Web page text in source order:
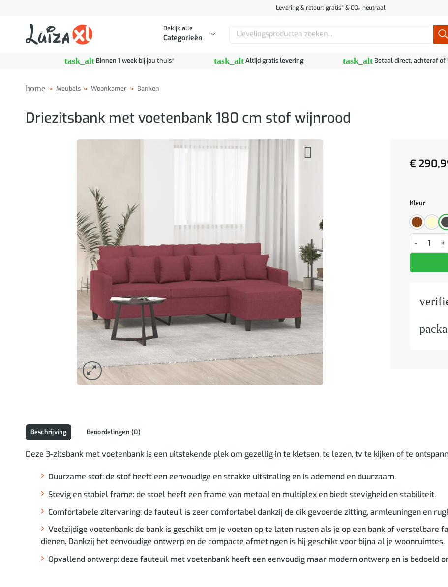
Levering & retour: gratis* & CO₂-neutraal
Bekijk alle
Categorieën
Zoeken
task_altBinnen 1 weekbij jou thuis* task_altAltijd gratis levering task_alt Betaal direct, achterafóf
home » Meubels » Woonkamer » Banken
Driezitsbank met voetenbank 180 cm stof wijnrood
€
Kleur
Beschrijving Beoordelingen (0)
Deze 3-zitsbank met voetenbank is een uitstekende plek om gezellig in te kletsen, te lezen, tv te kijken of te
Duurzame stof: de stof heeft een eenvoudige en strakke uitstraling en is ademend en duurzaam.
Stevig en stabiel frame: de stoel heeft een frame van metaal en multiplex en biedt stevigheid en stabiliteit.
Comfortabele zitervaring: de fauteuil is zeer comfortabel dankzij de dik gevoerde zitting, armleuningen en
Veelzijdige voetenbank: de bank is geschikt om je voeten op te laten rusten als je op een bank of
dienen. Dankzij het eenvoudige ontwerp en de compacte afmetingen is hij geschikt voor bijna al je woonruimtes.
Opvallend ontwerp: deze fauteuil met voetenbank heeft een eenvoudig maar modern ontwerp en is bedoeld